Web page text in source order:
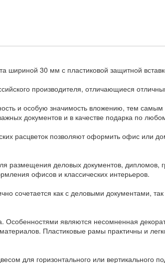
шириной 30 мм с пластиковой защитной
производителя, отличающиеся
и особую значимость вложению, тем
документов и в качестве подарка по
расцветок позволяют оформить офис или
размещения деловых документов, дипломов,
офисов и классических интерьеров.
сочетается как с деловыми документами,
Особенностями являются несомненная
Пластиковые рамы практичны и
для горизонтального или вертикального